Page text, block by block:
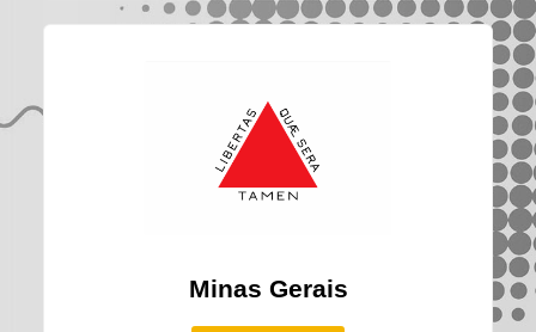
Minas Gerais